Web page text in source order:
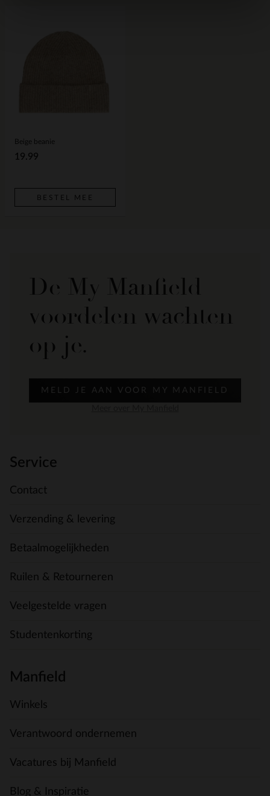
Beige beanie
19.99
BESTEL MEE
De My Manfield
voordelen wachten
op je.
MELD JE AAN VOOR MY MANFIELD
Service
Contact
Verzending & levering
Betaalmogelijkheden
Ruilen & Retourneren
Veelgestelde vragen
Studentenkorting
Manfield
Winkels
Verantwoord ondernemen
Vacatures bij Manfield
Blog & Inspiratie